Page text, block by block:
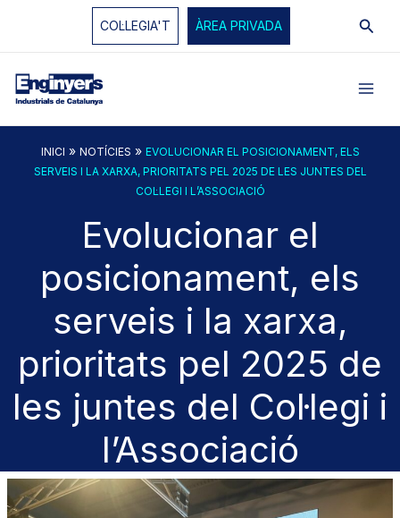
COL·LEGIA'T ÀREA PRIVADA
INICI » NOTÍCIES » EVOLUCIONAR EL POSICIONAMENT, ELS
SERVEIS I LA XARXA, PRIORITATS PEL 2025 DE LES JUNTES DEL
COL·LEGI I L’ASSOCIACIÓ
Evolucionar el
posicionament, els
serveis i la xarxa,
prioritats pel 2025 de
les juntes del Col·legi i
l’Associació